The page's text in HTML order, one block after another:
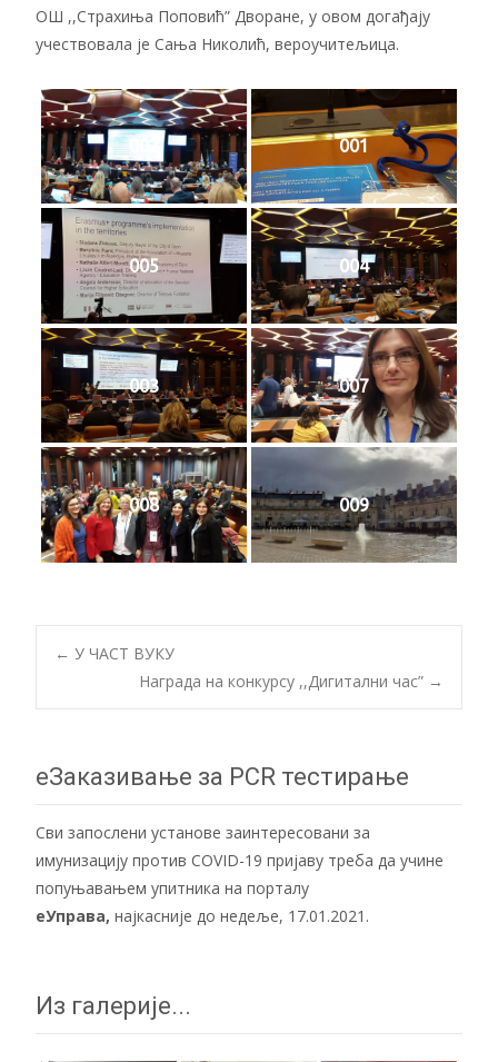
ОШ ,,Страхиња Поповић” Дворане, у овом догађају
учествовала је Сања Николић, вероучитељица.
002 001
005 004
003 007
008 009
Post
← У ЧАСТ ВУКУ
Награда на конкурсу ,,Дигитални час” →
еЗаказивање за PCR тестирање
Сви запослени установе заинтересовани за
имунизацију против COVID-19 пријаву треба да учине
попуњавањем упитника на порталу
еУправа, најкасније до недеље, 17.01.2021.
Из галерије...